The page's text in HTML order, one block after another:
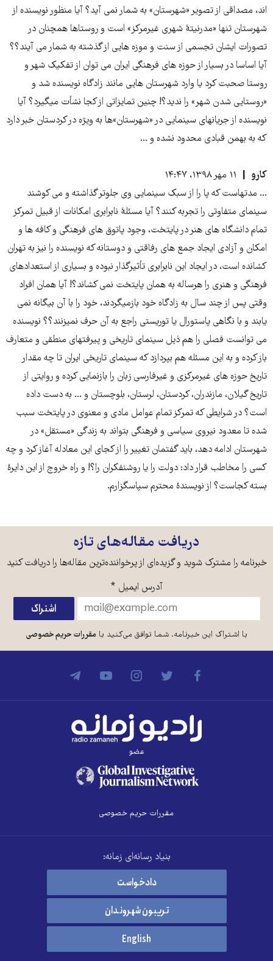
اند، مصداقی از تصویر «شهرستان» به شمار نمی آید؟ آیا منظور نویسنده از
شهرستان تنها «مدرنیتۀ شهری غیرمرکز» است و روستاها همچنان در
تصورات ایشان تجسمی از سنت و موزه هایی از گذشته به شمار می آیند؟؟
آیا اساسا در بسیار از حوزه های فرهنگی ایران می توان از تفکیک شهر و
روستا صحبت کرد یا وارد شهرستان هایی مانند زادگاه نویسنده شد و
«روستایی شدن شهر» را ندید؟! چنین تمایزاتی از کجا نشأت میگیرد؟ آیا
نویسنده از جریانهای سینمایی در «شهرستان»ها به ویژه در کردستان خبر دارد
که به بهمن قبادی محدود نشده و ...
کارو
۱۱ مهر ۱۳۹۸، ۱۴:۴۷
... مدتهاست که پا را از سبک سینمایی وی جلوتر گذاشته و می کوشند
سینمای متفاوتی را تجربه کنند؟ آیا مسئلۀ نابرابری امکانات از قبیل تمرکز
تمام دانشگاه های هنر در پایتخت، وجود پاتوق های فرهنگی و کافه ها و
امکان و آزادی ایجاد جمع های رفاقتی و دوستانه که نویسنده را نیز به تهران
کشانده است، در ایجاد این نابرابری تأثیرگذار نبوده و بسیاری از استعدادهای
فرهنگی و هنری را هرساله به همان پایتخت نمی کشاند؟! آیا همان افراد
وقتی پس از چند سال به زادگاه خود بازمیگردند، خود را با آن بیگانه نمی
یابند و با نگاهی پاستورال یا توریستی راجع به آن حرف نمیزنند؟؟ نویسنده
می توانست فصلی را هم ذیل سینمای تاریخی و پیرفتهای منطقی و متعارف
باز کرده و به این مسئله هم بپردازد که سینمای تاریخی ایران تا چه مقدار
تاریخ حوزه های غیرمرکزی و غیرفارسی زبان را بازنمایی کرده و روایتی از
تاریخ گیلان، مازندران، کردستان، لرستان، بلوچستان و ... به دست داده
است؟ در شرایطی که تمرکز تمام عوامل مادی و معنوی در پایتخت سبب
شده تا معدود نیروی سیاسی و فرهنگی بتواند به زندگی «مستقل» در
شهرستان ادامه دهد، باید گفتمان تغییر را از کجای این معادله آغاز کرد و چه
کسی را مخاطب قرار داد: دولت را یا روشنفکران را؟! و راه خروج از این دایرۀ
بسته کجاست؟ از نویسندۀ محترم سپاسگزارم.
دریافت مقاله‌های تازه
خبرنامه را مشترک شوید و گزیده‌ای از پرخواننده‌ترین مقاله‌ها را دریافت کنید
آدرس ایمیل *
با اشتراک این خبرنامه، شما توافق می‌کنید بامقررات حریم خصوصی
عضو
مقررات حریم خصوصی
بنیاد رسانه‌ای زمانه:
دادخواست
تریبون شهروندان
English